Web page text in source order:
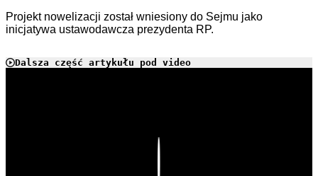
Projekt nowelizacji został wniesiony do Sejmu jako
inicjatywa ustawodawcza prezydenta RP.
Dalsza część artykułu pod video